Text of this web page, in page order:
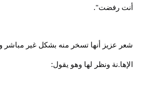
أنت رفضت".
شعر عزيز أنها تسخر منه بشكل غير مباشر
الإها.نة ونظر لها وهو يقول: